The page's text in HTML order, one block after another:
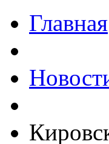
Главная